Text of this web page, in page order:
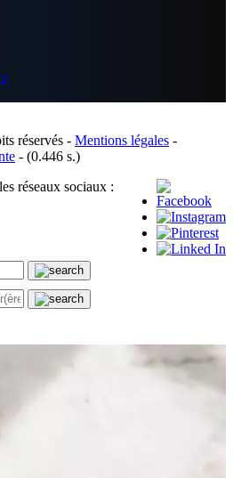
réservés - Mentions légales -
- (0.446 s.)
réseaux sociaux :